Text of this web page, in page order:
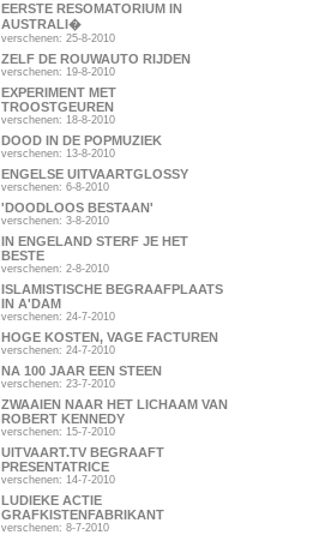
EERSTE RESOMATORIUM IN
AUSTRALI�
verschenen: 25-8-2010
ZELF DE ROUWAUTO RIJDEN
verschenen: 19-8-2010
EXPERIMENT MET
TROOSTGEUREN
verschenen: 18-8-2010
DOOD IN DE POPMUZIEK
verschenen: 13-8-2010
ENGELSE UITVAARTGLOSSY
verschenen: 6-8-2010
'DOODLOOS BESTAAN'
verschenen: 3-8-2010
IN ENGELAND STERF JE HET
BESTE
verschenen: 2-8-2010
ISLAMISTISCHE BEGRAAFPLAATS
IN A'DAM
verschenen: 24-7-2010
HOGE KOSTEN, VAGE FACTUREN
verschenen: 24-7-2010
NA 100 JAAR EEN STEEN
verschenen: 23-7-2010
ZWAAIEN NAAR HET LICHAAM VAN
ROBERT KENNEDY
verschenen: 15-7-2010
UITVAART.TV BEGRAAFT
PRESENTATRICE
verschenen: 14-7-2010
LUDIEKE ACTIE
GRAFKISTENFABRIKANT
verschenen: 8-7-2010